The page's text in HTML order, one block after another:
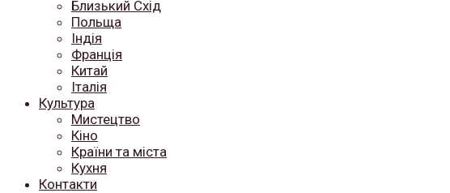
Близький Схід
Польща
Індія
Франція
Китай
Італія
Культура
Мистецтво
Кіно
Країни та міста
Кухня
Контакти